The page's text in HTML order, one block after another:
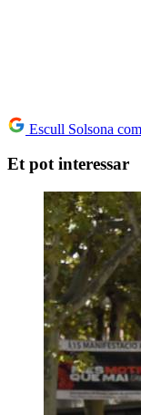
Escull Solsona
Et pot interessar